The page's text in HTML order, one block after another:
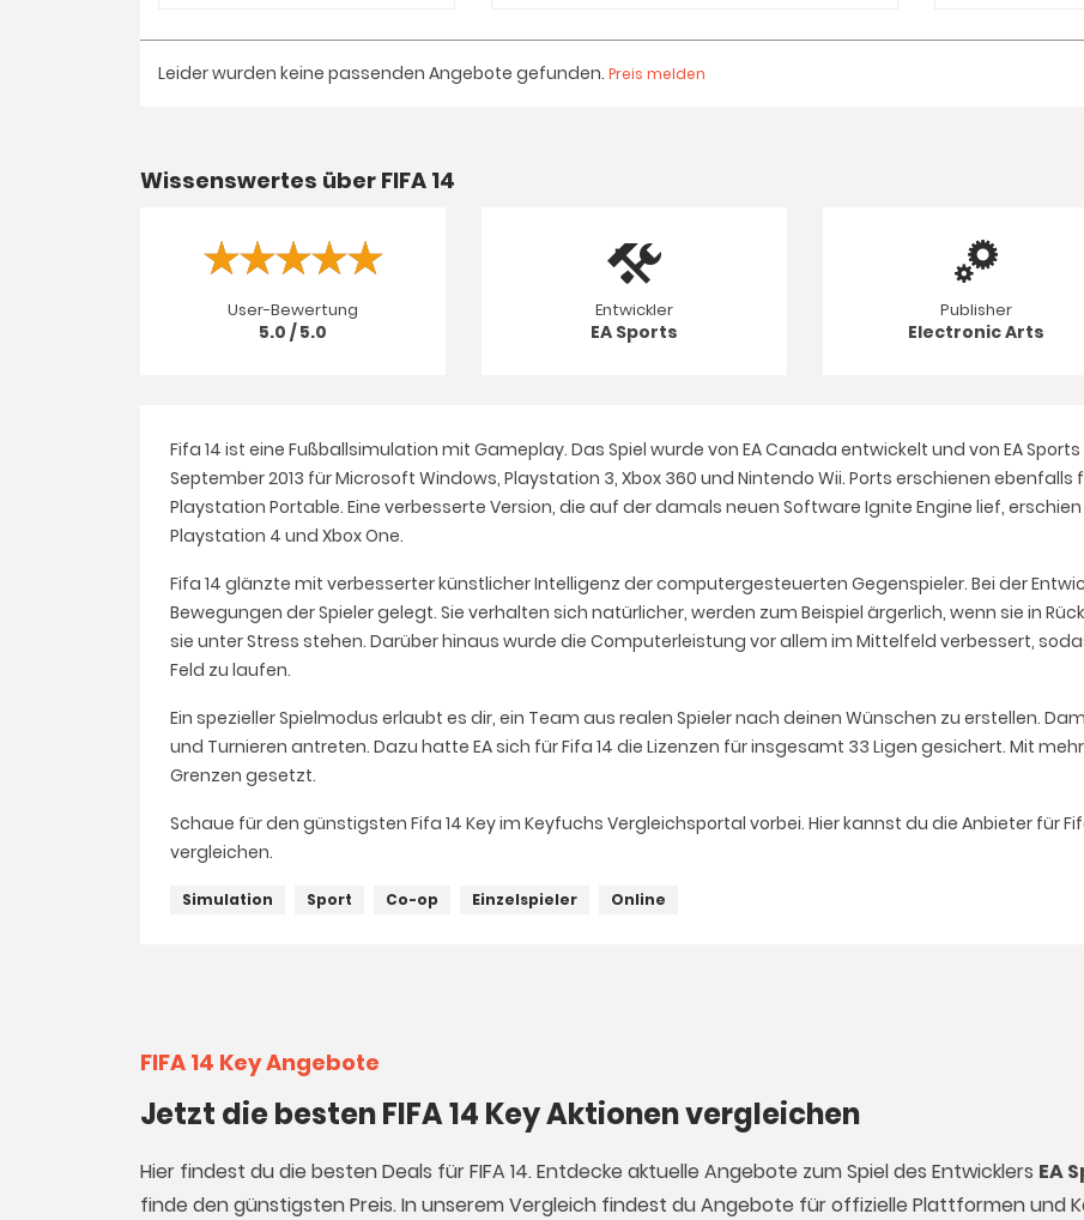
Leider wurden keine passenden Angebote gefunden. Preis melden
Wissenswertes über FIFA 14
User-Bewertung
5.0 / 5.0
Entwickler
EA Sports
Publisher
Electronic Arts
Fifa 14 ist eine Fußballsimulation mit Gameplay. Das Spiel wurde von EA Canada entwickelt und von EA
September 2013 für Microsoft Windows, Playstation 3, Xbox 360 und Nintendo Wii. Ports erschienen ebenfalls
Playstation Portable. Eine verbesserte Version, die auf der damals neuen Software Ignite Engine lief,
Playstation 4 und Xbox One.
Fifa 14 glänzte mit verbesserter künstlicher Intelligenz der computergesteuerten Gegenspieler. Bei der
Bewegungen der Spieler gelegt. Sie verhalten sich natürlicher, werden zum Beispiel ärgerlich, wenn sie in
sie unter Stress stehen. Darüber hinaus wurde die Computerleistung vor allem im Mittelfeld verbessert,
Feld zu laufen.
Ein spezieller Spielmodus erlaubt es dir, ein Team aus realen Spieler nach deinen Wünschen zu erstellen.
und Turnieren antreten. Dazu hatte EA sich für Fifa 14 die Lizenzen für insgesamt 33 Ligen gesichert. Mit
Grenzen gesetzt.
Schaue für den günstigsten Fifa 14 Key im Keyfuchs Vergleichsportal vorbei. Hier kannst du die Anbieter für
vergleichen.
Simulation Sport Co-op Einzelspieler Online
FIFA 14 Key Angebote
Jetzt die besten FIFA 14 Key Aktionen vergleichen
Hier findest du die besten Deals für FIFA 14. Entdecke aktuelle Angebote zum Spiel des Entwicklers EA
finde den günstigsten Preis. In unserem Vergleich findest du Angebote für offizielle Plattformen und